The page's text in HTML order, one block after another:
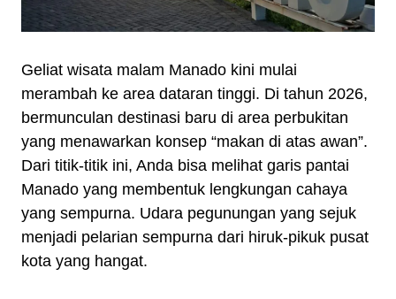
Geliat wisata malam Manado kini mulai
merambah ke area dataran tinggi. Di tahun 2026,
bermunculan destinasi baru di area perbukitan
yang menawarkan konsep “makan di atas awan”.
Dari titik-titik ini, Anda bisa melihat garis pantai
Manado yang membentuk lengkungan cahaya
yang sempurna. Udara pegunungan yang sejuk
menjadi pelarian sempurna dari hiruk-pikuk pusat
kota yang hangat.